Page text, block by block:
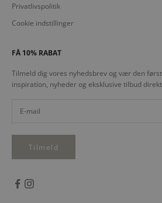
Privatlivspolitik
Cookie indstillinger
FÅ 10% RABAT
Tilmeld dig vores nyhedsbrev og vær den
inspiration, nyheder og eksklusive tilbud
Tilmeld